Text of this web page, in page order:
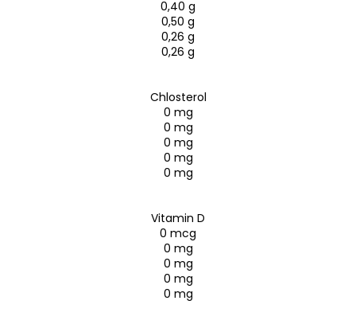
0,40 g
0,50 g
0,26 g
0,26 g
Chlosterol
0 mg
0 mg
0 mg
0 mg
0 mg
Vitamin D
0 mcg
0 mg
0 mg
0 mg
0 mg